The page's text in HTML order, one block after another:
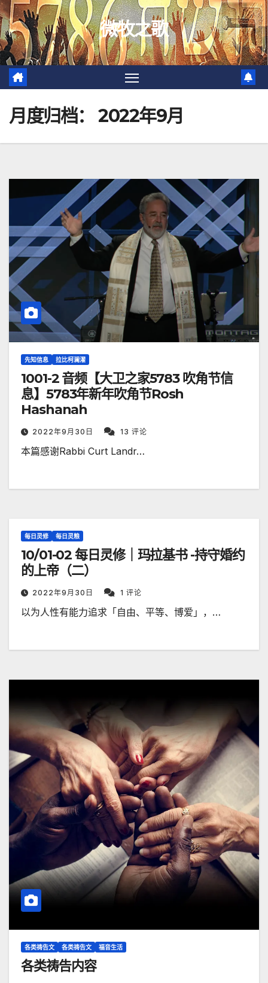
跳
至
内
容
微牧之歌
月度归档： 2022年9月
先知信息 拉比柯澜濯
1001-2 音频【大卫之家5783 吹角节信
息】5783年新年吹角节Rosh
Hashanah
2022年9月30日 13 评论
本篇感谢Rabbi Curt Landr…
每日灵修 每日灵粮
10/01-02 每日灵修｜玛拉基书 -持守婚约
的上帝（二）
2022年9月30日 1 评论
以为人性有能力追求「自由、平等、博爱」，…
各类祷告文 各类祷告文 福音生活
各类祷告内容